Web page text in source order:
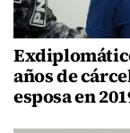
años de
esposa en